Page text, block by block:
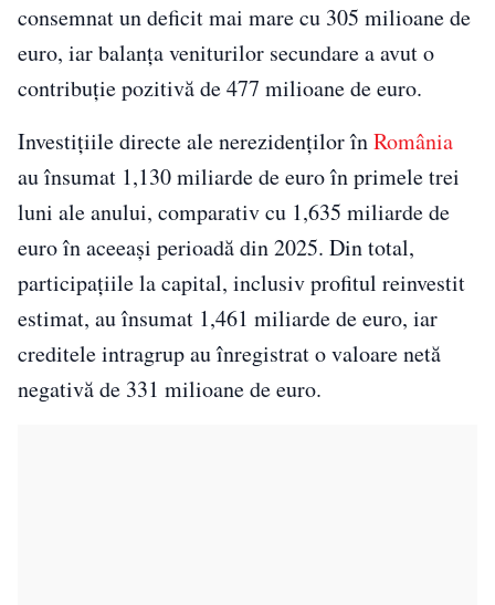
consemnat un deficit mai mare cu 305 milioane de
euro, iar balanţa veniturilor secundare a avut o
contribuţie pozitivă de 477 milioane de euro.
Investiţiile directe ale nerezidenţilor înRomânia
au însumat 1,130 miliarde de euro în primele trei
luni ale anului, comparativ cu 1,635 miliarde de
euro în aceeaşi perioadă din 2025. Din total,
participaţiile la capital, inclusiv profitul reinvestit
estimat, au însumat 1,461 miliarde de euro, iar
creditele intragrup au înregistrat o valoare netă
negativă de 331 milioane de euro.